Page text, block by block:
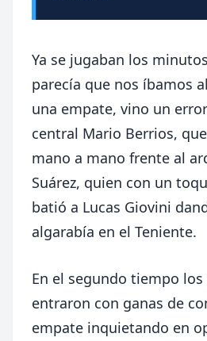
Ya se jugaban los
parecía que nos íbamos
una empate, vino un
central Mario Berrios,
mano a mano frente al
Suárez, quien con un
batió a Lucas Giovini
algarabía en el Teniente.
En el segundo tiempo
entraron con ganas de
empate inquietando en